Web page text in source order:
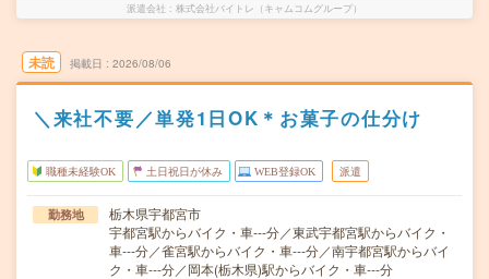
派遣会社 株式会社バイトレ（キャムコムグループ）
未読 掲載日 2026/08/06
＼来社不要／単発1日OK＊お菓子の仕分け
職種未経験OK 土日祝日が休み WEB登録OK 派遣
勤務地
栃木県宇都宮市
宇都宮駅からバイク・車---分／東武宇都宮駅からバイク・
車---分／雀宮駅からバイク・車---分／南宇都宮駅からバイ
ク・車---分／岡本(栃木県)駅からバイク・車---分